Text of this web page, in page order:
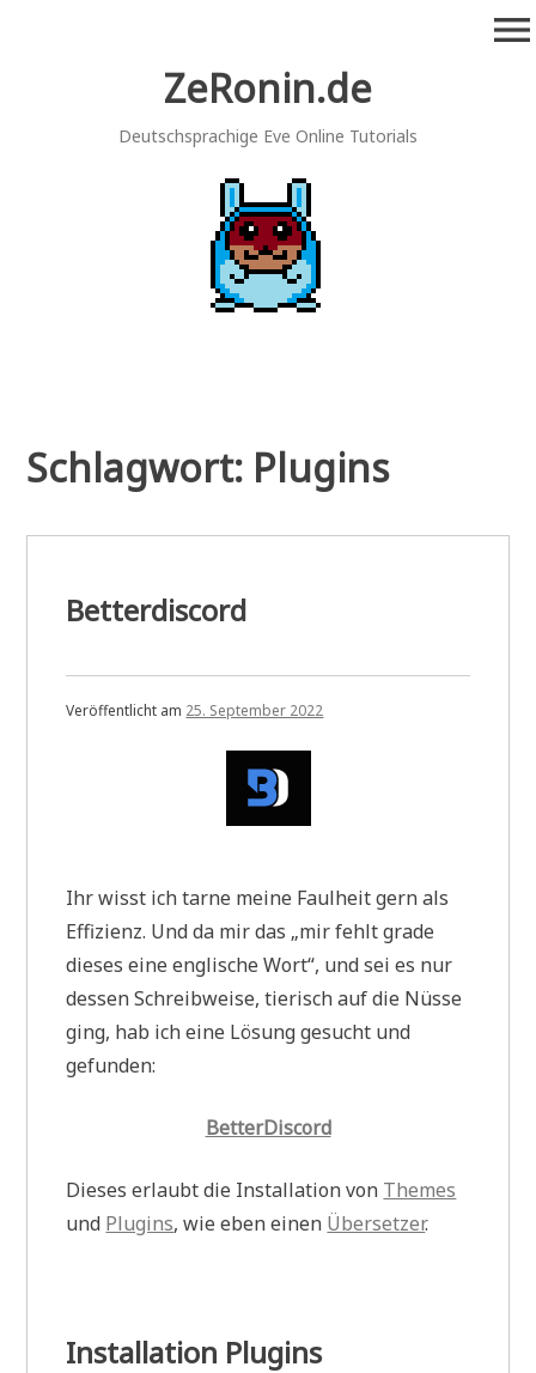
ZeRonin.de
Deutschsprachige Eve Online Tutorials
menu
Schlagwort: Plugins
Betterdiscord
Veröffentlicht am 25. September 2022
Ihr wisst ich tarne meine Faulheit gern als
Effizienz. Und da mir das „mir fehlt grade
dieses eine englische Wort“, und sei es nur
dessen Schreibweise, tierisch auf die Nüsse
ging, hab ich eine Lösung gesucht und
gefunden:
BetterDiscord
Dieses erlaubt die Installation von Themes
und Plugins, wie eben einen Übersetzer.
Installation Plugins